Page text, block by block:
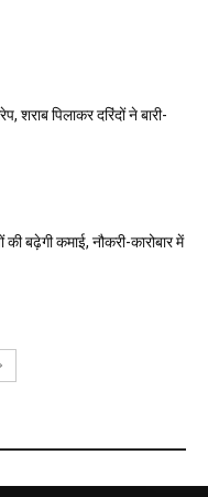
शराब पिलाकर दरिंदों ने बारी-
बढ़ेगी कमाई, नौकरी-कारोबार में